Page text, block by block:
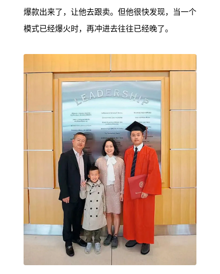
爆款出来了，让他去跟卖。但他很快发现，当一个
模式已经爆火时，再冲进去往往已经晚了。